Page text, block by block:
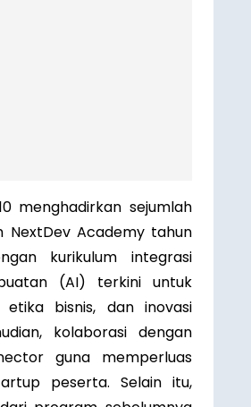
menghadirkan sejumlah
NextDev Academy tahun
kurikulum integrasi
(AI) terkini untuk
etika bisnis, dan inovasi
kolaborasi dengan
guna memperluas
peserta. Selain itu,